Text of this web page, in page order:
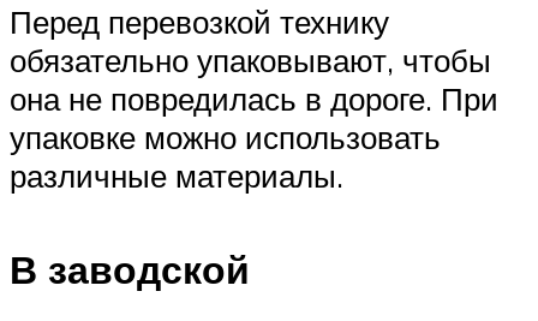
Перед перевозкой технику
обязательно упаковывают, чтобы
она не повредилась в дороге. При
упаковке можно использовать
различные материалы.
В заводской